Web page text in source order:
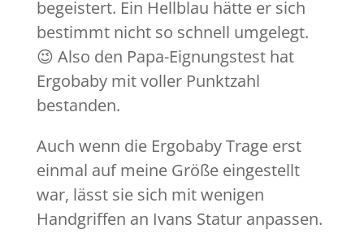
begeistert. Ein Hellblau hätte er sich
bestimmt nicht so schnell umgelegt.
😉 Also den Papa-Eignungstest hat
Ergobaby mit voller Punktzahl
bestanden.
Auch wenn die Ergobaby Trage erst
einmal auf meine Größe eingestellt
war, lässt sie sich mit wenigen
Handgriffen an Ivans Statur anpassen.